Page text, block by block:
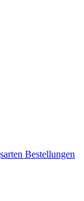
Bestellungen